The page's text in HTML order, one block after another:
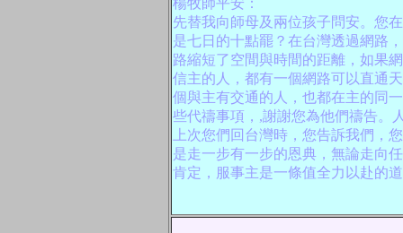
楊牧師平安：
先替我向師母及兩位孩子問安。您
是七日的十點罷？在台灣透過網路
路縮短了空間與時間的距離，如果
信主的人，都有一個網路可以直通
個與主有交通的人，也都在主的同
些代禱事項，,謝謝您為他們禱告。
上次您們回台灣時，您告訴我們，
是走一步有一步的恩典，無論走向
肯定，服事主是一條值全力以赴的